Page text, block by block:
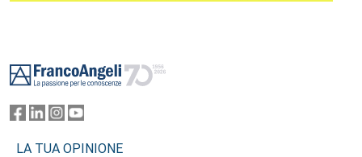
LA TUA OPINIONE